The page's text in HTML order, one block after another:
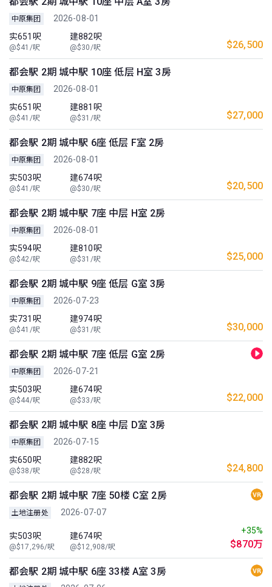
中原集团
2026-08-01
实651呎
@$41/呎
建882呎
@$30/呎 $26,500
都会駅 2期 城中駅 10座 低层 H室 3房
中原集团
2026-08-01
实651呎
@$41/呎
建881呎
@$31/呎 $27,000
都会駅 2期 城中駅 6座 低层 F室 2房
中原集团
2026-08-01
实503呎
@$41/呎
建674呎
@$30/呎 $20,500
都会駅 2期 城中駅 7座 中层 H室 2房
中原集团
2026-08-01
实594呎
@$42/呎
建810呎
@$31/呎 $25,000
都会駅 2期 城中駅 9座 低层 G室 3房
中原集团
2026-07-23
实731呎
@$41/呎
建974呎
@$31/呎 $30,000
都会駅 2期 城中駅 7座 低层 G室 2房
中原集团
2026-07-21
实503呎
@$44/呎
建674呎
@$33/呎 $22,000
都会駅 2期 城中駅 8座 中层 D室 3房
中原集团
2026-07-15
实650呎
@$38/呎
建882呎
@$28/呎 $24,800
都会駅 2期 城中駅 7座 50楼 C室 2房
土地注册处 2026-07-07
实503呎
@$17,296/呎
建674呎
@$12,908/呎
+35%
$870万
都会駅 2期 城中駅 6座 33楼 A室 3房